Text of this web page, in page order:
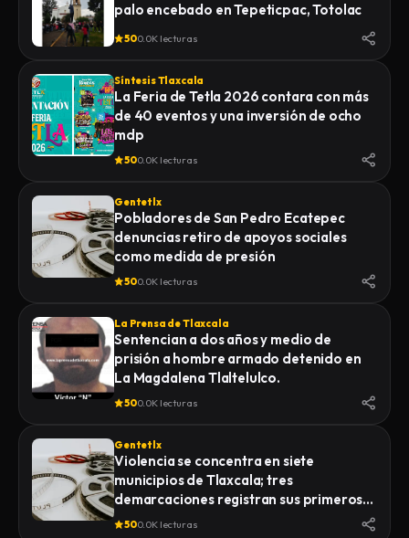
palo encebado en Tepeticpac, Totolac
500.0K lecturas
Síntesis Tlaxcala
La Feria de Tetla 2026 contara con más
de 40 eventos y una inversión de ocho
mdp
500.0K lecturas
Gentetlx
Pobladores de San Pedro Ecatepec
denuncias retiro de apoyos sociales
como medida de presión
500.0K lecturas
La Prensa de Tlaxcala
Sentencian a dos años y medio de
prisión a hombre armado detenido en
La Magdalena Tlaltelulco.
500.0K lecturas
Gentetlx
Violencia se concentra en siete
municipios de Tlaxcala; tres
demarcaciones registran sus primeros
homicidios de 2026
500.0K lecturas